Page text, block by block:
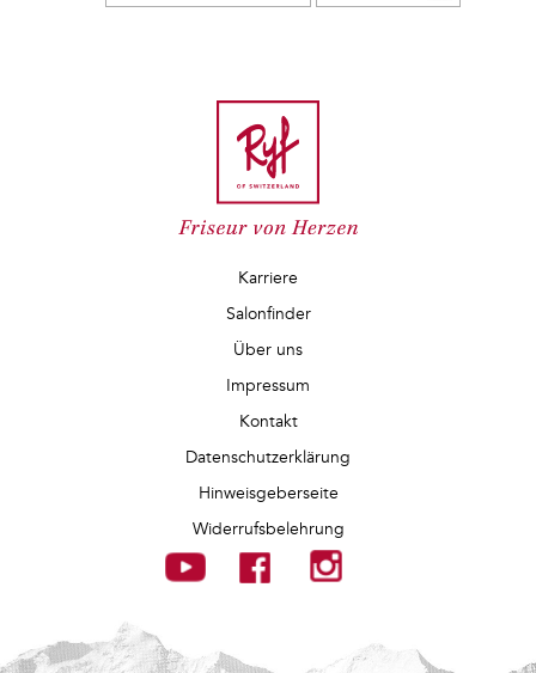
Karriere
Salonfinder
Über uns
Impressum
Kontakt
Datenschutzerklärung
Hinweisgeberseite
Widerrufsbelehrung